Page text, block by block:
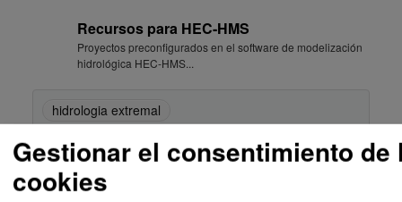
Recursos para HEC-HMS
Proyectos preconfigurados en el software de modelización
hidrológica HEC-HMS...
hidrologia extremal
Información Adicional
Campo
Gestionar el consentimiento de
cookies